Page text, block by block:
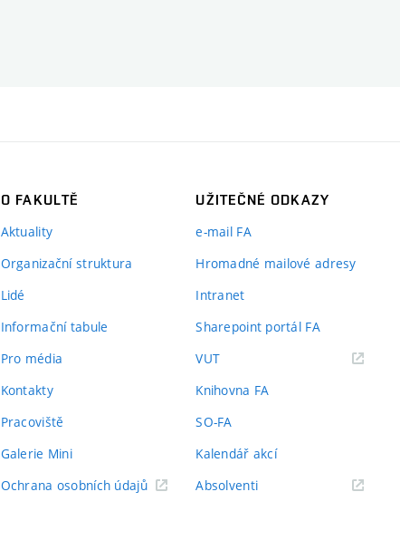
O FAKULTĚ
Aktuality
Organizační struktura
Lidé
Informační tabule
Pro média
Kontakty
Pracoviště
Galerie Mini
Ochrana osobních údajů
UŽITEČNÉ ODKAZY
e-mail FA
Hromadné mailové adresy
Intranet
Sharepoint portál FA
VUT(externí
Knihovna FA
SO-FA
Kalendář akcí
Absolventi(externí